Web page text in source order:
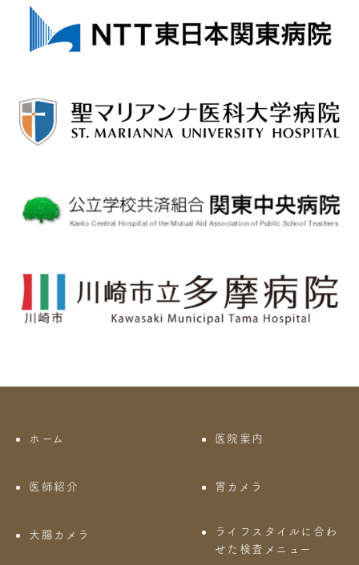
ホーム 医院案内
医師紹介 胃カメラ
大腸カメラ
ライフスタイルに合わ
せた検査メニュー